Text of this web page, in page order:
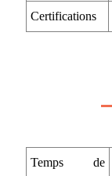
Certifications
Temps de